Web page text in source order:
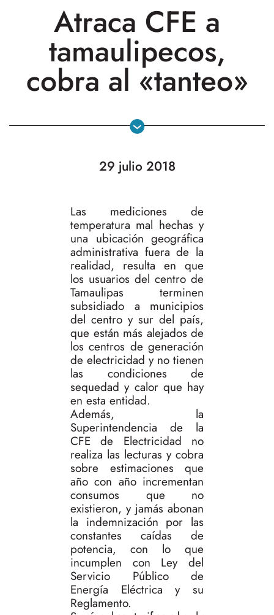
Atraca CFE a
tamaulipecos,
cobra al «tanteo»
29 julio 2018
Las mediciones de
temperatura mal hechas y
una ubicación geográfica
administrativa fuera de la
realidad, resulta en que
los usuarios del centro de
Tamaulipas terminen
subsidiado a municipios
del centro y sur del país,
que están más alejados de
los centros de generación
de electricidad y no tienen
las condiciones de
sequedad y calor que hay
en esta entidad.
Además, la
Superintendencia de la
CFE de Electricidad no
realiza las lecturas y cobra
sobre estimaciones que
año con año incrementan
consumos que no
existieron, y jamás abonan
la indemnización por las
constantes caídas de
potencia, con lo que
incumplen con Ley del
Servicio Público de
Energía Eléctrica y su
Reglamento.